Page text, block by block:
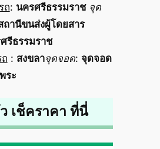
ถ: นครศรีธรรมราช จุด
ถานีขนส่งผู้โดยสาร
รีธรรมราช
: สงขลาจุดจอด: จุดจอด
ระ
เช็คราคา ที่นี่